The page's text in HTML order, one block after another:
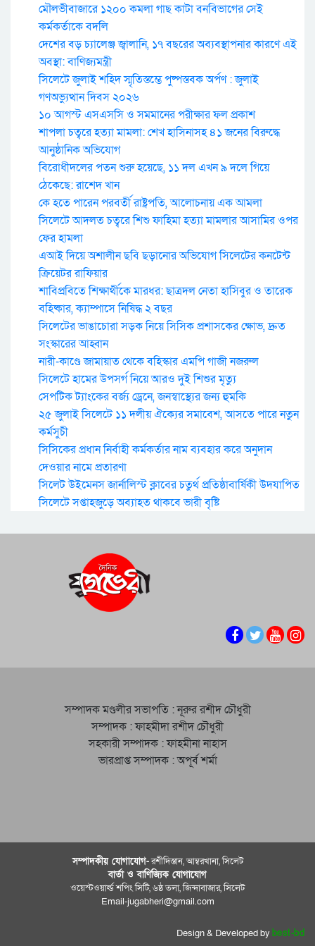
মৌলভীবাজারে ১২০০ কমলা গাছ কাটা বনবিভাগের সেই
কর্মকর্তাকে বদলি
দেশের বড় চ্যালেঞ্জ জ্বালানি, ১৭ বছরের অব্যবস্থাপনার কারণে এই
অবস্থা: বাণিজ্যমন্ত্রী
সিলেটে জুলাই শহিদ স্মৃতিস্তম্ভে পুষ্পস্তবক অর্পণ : জুলাই
গণঅভ্যুত্থান দিবস ২০২৬
১০ আগস্ট এসএসসি ও সমমানের পরীক্ষার ফল প্রকাশ
শাপলা চত্বরে হত্যা মামলা: শেখ হাসিনাসহ ৪১ জনের বিরুদ্ধে
আনুষ্ঠানিক অভিযোগ
বিরোধীদলের পতন শুরু হয়েছে, ১১ দল এখন ৯ দলে গিয়ে
ঠেকেছে: রাশেদ খান
কে হতে পারেন পরবর্তী রাষ্ট্রপতি, আলোচনায় এক আমলা
সিলেটে আদলত চত্বরে শিশু ফাহিমা হত্যা মামলার আসামির ওপর
ফের হামলা
এআই দিয়ে অশালীন ছবি ছড়ানোর অভিযোগ সিলেটের কনটেন্ট
ক্রিয়েটর রাফিয়ার
শাবিপ্রবিতে শিক্ষার্থীকে মারধর: ছাত্রদল নেতা হাসিবুর ও তারেক
বহিষ্কার, ক্যাম্পাসে নিষিদ্ধ ২ বছর
সিলেটের ভাঙাচোরা সড়ক নিয়ে সিসিক প্রশাসকের ক্ষোভ, দ্রুত
সংস্কারের আহ্বান
নারী-কাণ্ডে জামায়াত থেকে বহিস্কার এমপি গাজী নজরুল
সিলেটে হামের উপসর্গ নিয়ে আরও দুই শিশুর মৃত্যু
সেপটিক ট্যাংকের বর্জ্য ড্রেনে, জনস্বাস্থ্যের জন্য হুমকি
২৫ জুলাই সিলেটে ১১ দলীয় ঐক্যের সমাবেশ, আসতে পারে নতুন
কর্মসুচী
সিসিকের প্রধান নির্বাহী কর্মকর্তার নাম ব্যবহার করে অনুদান
দেওয়ার নামে প্রতারণা
সিলেট উইমেনস জার্নালিস্ট ক্লাবের চতুর্থ প্রতিষ্ঠাবার্ষিকী উদযাপিত
সিলেটে সপ্তাহজুড়ে অব্যাহত থাকবে ভারী বৃষ্টি
সম্পাদক মণ্ডলীর সভাপতি : নূরুর রশীদ চৌধুরী
সম্পাদক : ফাহমীদা রশীদ চৌধুরী
সহকারী সম্পাদক : ফাহমীনা নাহাস
ভারপ্রাপ্ত সম্পাদক : অপূর্ব শর্মা
সম্পাদকীয় যােগাযোগ-রশীদিস্তান, আম্বরখানা, সিলেট
বার্তা ও বাণিজ্যিক যোগাযােগ
ওয়েস্টওয়ার্ল্ড শপিং সিটি, ৬ষ্ঠ তলা, জিন্দাবাজার, সিলেট
Email-jugabheri@gmail.com
Design & Developed by best-bd